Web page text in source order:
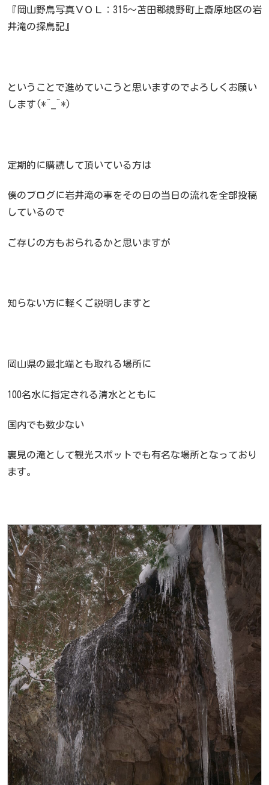
『岡山野鳥写真ＶＯＬ：315～苫田郡鏡野町上斎原地区の岩
井滝の探鳥記』
ということで進めていこうと思いますのでよろしくお願い
します(*^_^*)
定期的に購読して頂いている方は
僕のブログに岩井滝の事をその日の当日の流れを全部投稿
しているので
ご存じの方もおられるかと思いますが
知らない方に軽くご説明しますと
岡山県の最北端とも取れる場所に
100名水に指定される清水とともに
国内でも数少ない
裏見の滝として観光スポットでも有名な場所となっており
ます。